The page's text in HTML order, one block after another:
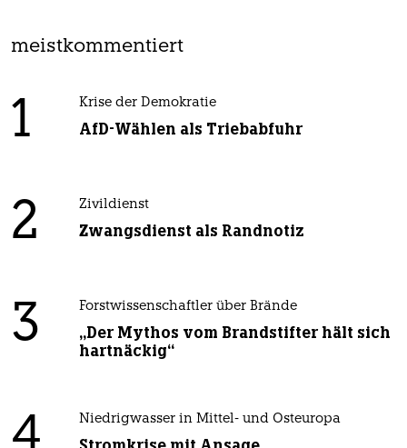
meistkommentiert
1 Krise der Demokratie
AfD-Wählen als Triebabfuhr
2 Zivildienst
Zwangsdienst als Randnotiz
3 Forstwissenschaftler über Brände
„Der Mythos vom Brandstifter hält sich
hartnäckig“
Niedrigwasser in Mittel- und Osteuropa